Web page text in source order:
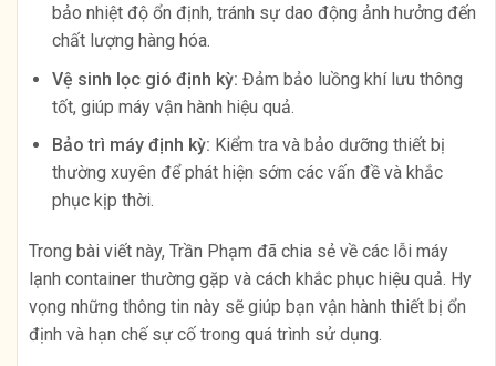
bảo nhiệt độ ổn định, tránh sự dao động ảnh hưởng đến
chất lượng hàng hóa.
Vệ sinh lọc gió định kỳ: Đảm bảo luồng khí lưu thông
tốt, giúp máy vận hành hiệu quả.
Bảo trì máy định kỳ: Kiểm tra và bảo dưỡng thiết bị
thường xuyên để phát hiện sớm các vấn đề và khắc
phục kịp thời.
Trong bài viết này, Trần Phạm đã chia sẻ về các lỗi máy
lạnh container thường gặp và cách khắc phục hiệu quả. Hy
vọng những thông tin này sẽ giúp bạn vận hành thiết bị ổn
định và hạn chế sự cố trong quá trình sử dụng.